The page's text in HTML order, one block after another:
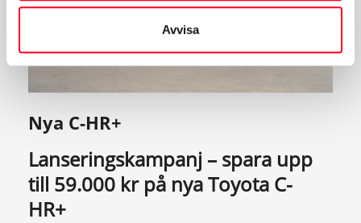
Avvisa
Nya C-HR+
Lanseringskampanj – spara upp
till 59.000 kr på nya Toyota C-
HR+